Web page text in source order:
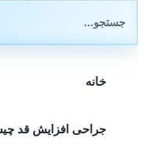
خانه
جراحی افزایش قد